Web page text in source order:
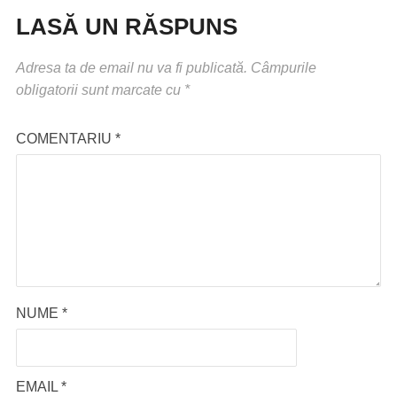
LASĂ UN RĂSPUNS
Adresa ta de email nu va fi publicată. Câmpurile
obligatorii sunt marcate cu *
COMENTARIU *
NUME *
EMAIL *